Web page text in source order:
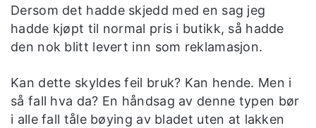
Dersom det hadde skjedd med en sag jeg
hadde kjøpt til normal pris i butikk, så hadde
den nok blitt levert inn som reklamasjon.
Kan dette skyldes feil bruk? Kan hende. Men i
så fall hva da? En håndsag av denne typen bør
i alle fall tåle bøying av bladet uten at lakken